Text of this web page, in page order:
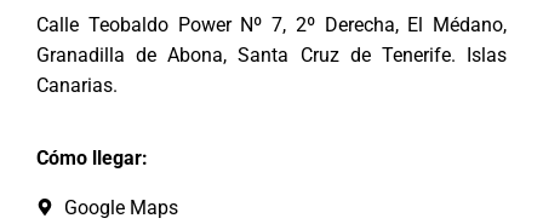
Calle Teobaldo Power Nº 7, 2º Derecha, El Médano,
Granadilla de Abona, Santa Cruz de Tenerife. Islas
Canarias.
Cómo llegar:
Google Maps